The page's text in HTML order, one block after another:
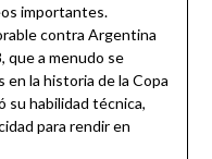
importantes.
contra Argentina
que a menudo se
en la historia de la Copa
su habilidad técnica,
para rendir en